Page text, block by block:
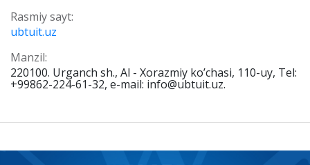
Rasmiy sayt:
ubtuit.uz
Manzil:
220100. Urganch sh., Al - Хorazmiy ko’chasi, 110-uy, Tel:
+99862-224-61-32, e-mail: info@ubtuit.uz.